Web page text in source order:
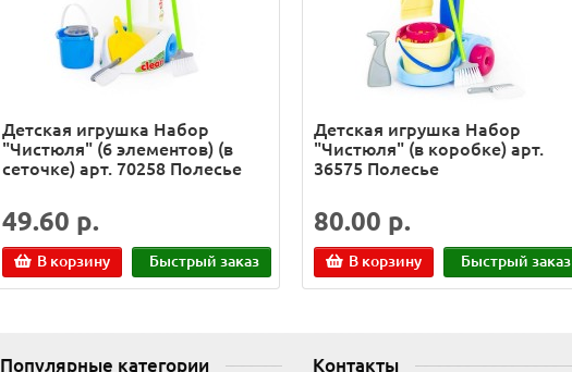
Детская игрушка Набор
"Чистюля" (6 элементов) (в
сеточке) арт. 70258 Полесье
49.60 р.
В корзину Быстрый заказ
Детская игрушка Набор
"Чистюля" (в коробке) арт.
36575 Полесье
80.00 р.
В корзину Быстрый заказ
Популярные категории Контакты